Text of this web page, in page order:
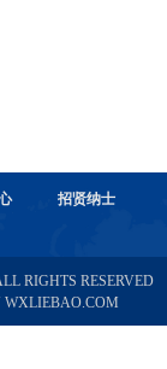
招贤纳士
RIGHTS RESERVED
WXLIEBAO.COM